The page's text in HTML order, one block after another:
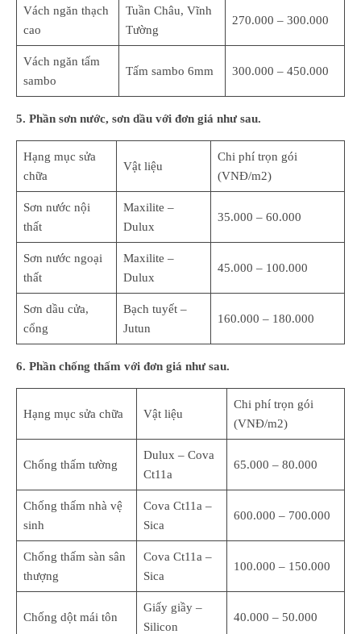
Vách ngăn thạch
cao
Tuần Châu, Vĩnh
Tường
270.000 – 300.000
Vách ngăn tấm
sambo
Tấm sambo 6mm 300.000 – 450.000
5. Phần sơn nước, sơn dầu với đơn giá như sau.
Hạng mục sửa
chữa
Vật liệu
Chi phí trọn gói
(VNĐ/m2)
Sơn nước nội
thất
Maxilite –
Dulux
35.000 – 60.000
Sơn nước ngoại
thất
Maxilite –
Dulux
45.000 – 100.000
Sơn dầu cửa,
cổng
Bạch tuyết –
Jutun
160.000 – 180.000
6. Phần chống thấm với đơn giá như sau.
Hạng mục sửa chữa Vật liệu
Chi phí trọn gói
(VNĐ/m2)
Chống thấm tường
Dulux – Cova
Ct11a
65.000 – 80.000
Chống thấm nhà vệ
sinh
Cova Ct11a –
Sica
600.000 – 700.000
Chống thấm sàn sân
thượng
Cova Ct11a –
Sica
100.000 – 150.000
Chống dột mái tôn
Giấy giầy –
Silicon
40.000 – 50.000